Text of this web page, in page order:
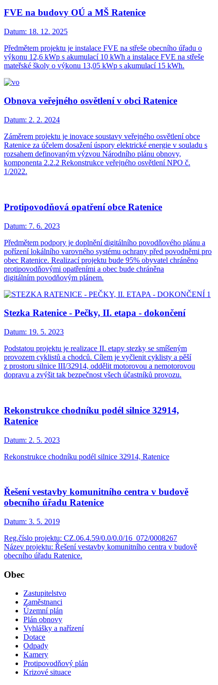
FVE na budovy OÚ a MŠ Ratenice
Datum: 18. 12. 2025
Předmětem projektu je instalace FVE na střeše obecního úřadu o
výkonu 12,6 kWp s akumulací 10 kWh a instalace FVE na střeše
mateřské školy o výkonu 13,05 kWp s akumulací 15 kWh.
Obnova veřejného osvětlení v obci Ratenice
Datum: 2. 2. 2024
Záměrem projektu je inovace soustavy veřejného osvětlení obce
Ratenice za účelem dosažení úspory elektrické energie v souladu s
rozsahem definovaným výzvou Národního plánu obnovy,
komponenta 2.2.2 Rekonstrukce veřejného osvětlení NPO č.
1/2022.
Protipovodňová opatření obce Ratenice
Datum: 7. 6. 2023
Předmětem podpory je doplnění digitálního povodňového plánu a
pořízení lokálního varovného systému ochrany před povodněmi pro
obec Ratenice. Realizací projektu bude 95% obyvatel chráněno
protipovodňovými opatřeními a obec bude chráněna
digitálním povodňovým plánem.
Stezka Ratenice - Pečky, II. etapa - dokončení
Datum: 19. 5. 2023
Podstatou projektu je realizace II. etapy stezky se smíšeným
provozem cyklistů a chodců. Cílem je vyčlenit cyklisty a pěší
z prostoru silnice III/32914, oddělit motorovou a nemotorovou
dopravu a zvýšit tak bezpečnost všech účastníků provozu.
Rekonstrukce chodníku podél silnice 32914,
Ratenice
Datum: 2. 5. 2023
Rekonstrukce chodníku podél silnice 32914, Ratenice
Řešení vestavby komunitního centra v budově
obecního úřadu Ratenice
Datum: 3. 5. 2019
Reg.číslo projektu: CZ.06.4.59/0.0/0.0/16_072/0008267
Název projektu: Řešení vestavby komunitního centra v budově
obecního úřadu Ratenice.
Obec
Zastupitelstvo
Zaměstnanci
Územní plán
Plán obnovy
Vyhlášky a nařízení
Dotace
Odpady
Kamery
Protipovodňový plán
Krizové situace